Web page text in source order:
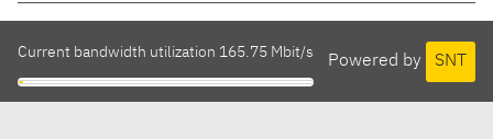
Powered by SNT
Current bandwidth utilization 165.75 Mbit/s